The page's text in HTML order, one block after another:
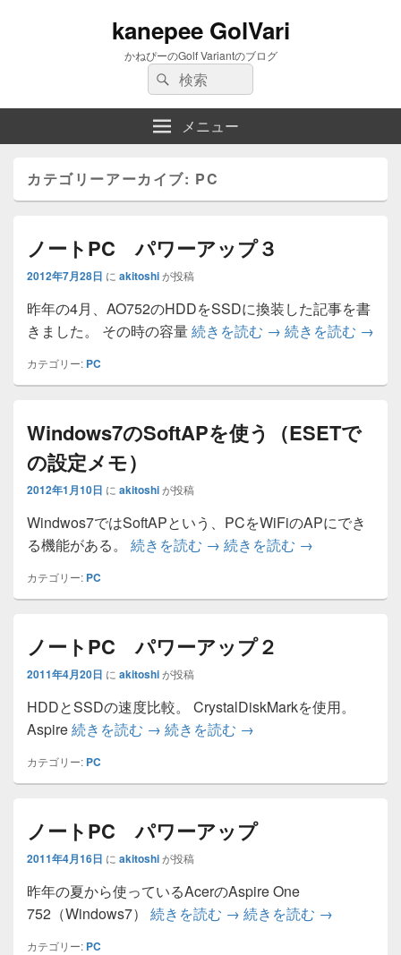
kanepee GolVari
かねぴーのGolf Variantのブログ
検
索:
検
索
メニュー
カテゴリーアーカイブ: PC
ノートPC パワーアップ３
2012年7月28日 に akitoshiが投稿
昨年の4月、AO752のHDDをSSDに換装した記事を書
きました。 その時の容量続きを読む ノートPC パワー
→ 続きを読む ノー
→
カテゴリー: PC
Windows7のSoftAPを使う（ESETで
の設定メモ）
2012年1月10日 に akitoshiが投稿
Windwos7ではSoftAPという、PCをWiFiのAPにでき
る機能がある。 続きを読む Windows7のSoftAPを使う（
→ 続きを読む Windows7の
→
カテゴリー: PC
ノートPC パワーアップ２
2011年4月20日 に akitoshiが投稿
HDDとSSDの速度比較。 CrystalDiskMarkを使用。
Aspire続きを読む ノートPC パワーアップ２
→ 続きを読む ノートPC パワーアッ
→
カテゴリー: PC
ノートPC パワーアップ
2011年4月16日 に akitoshiが投稿
昨年の夏から使っているAcerのAspire One
752（Windows7） 続きを読む ノートPC パワーアップ
→ 続きを読む ノートPC
→
カテゴリー: PC